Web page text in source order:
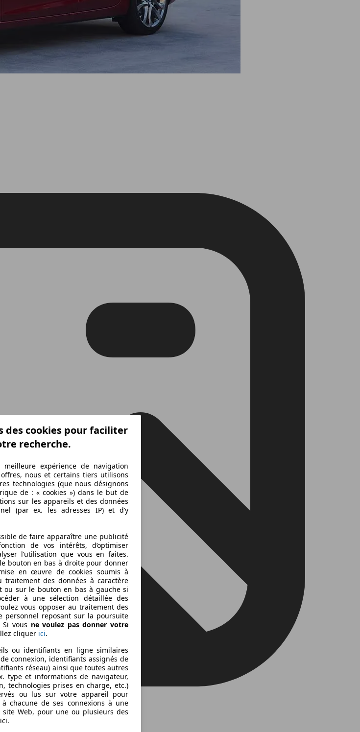
des cookies pour faciliter
recherche.
expérience de navigation
nous et certains tiers utilisons
technologies (que nous désignons
de : « cookies ») dans le but de
sur les appareils et des données
(par ex. les adresses IP) et d’y
de faire apparaître une publicité
de vos intérêts, d’optimiser
l’utilisation que vous en faites.
bouton en bas à droite pour donner
en œuvre de cookies soumis à
traitement des données à caractère
ou sur le bouton en bas à gauche si
à une sélection détaillée des
vous opposer au traitement des
personnel reposant sur la poursuite
Si vous ne voulez pas donner votre
cliquer ici.
ou identifiants en ligne similaires
connexion, identifiants assignés de
réseau) ainsi que toutes autres
type et informations de navigateur,
technologies prises en charge, etc.)
ou lus sur votre appareil pour
chacune de ses connexions à une
Web, pour une ou plusieurs des